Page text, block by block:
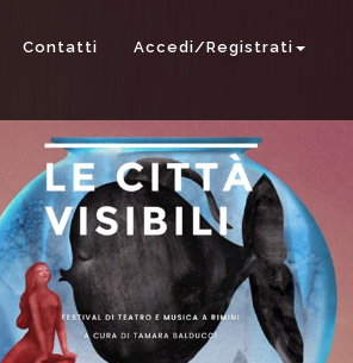
Contatti Accedi/Registrati